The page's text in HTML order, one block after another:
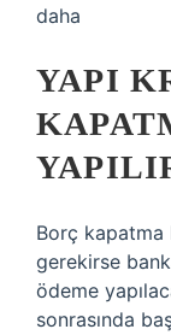
daha
YAPI
Borç kapatma
gerekirse
ödeme
sonrasında